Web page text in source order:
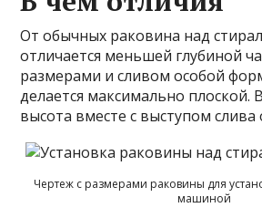
От обычных раковина над
отличается меньшей глубиной
размерами и сливом особой
делается максимально плоской.
высота вместе с выступом слива
Чертеж с размерами раковины для
машиной